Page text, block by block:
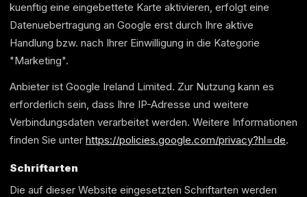
kuenftig eine eingebettete Karte aktivieren, erfolgt eine
Datenuebertragung an Google erst durch Ihre aktive
Handlung bzw. nach Ihrer Einwilligung in die Kategorie
"Marketing".
Anbieter ist Google Ireland Limited. Zur Nutzung kann es
erforderlich sein, dass Ihre IP-Adresse und weitere
Verbindungsdaten verarbeitet werden. Weitere Informationen
finden Sie unter https://policies.google.com/privacy?hl=de.
Schriftarten
Die auf dieser Website eingesetzten Schriftarten werden